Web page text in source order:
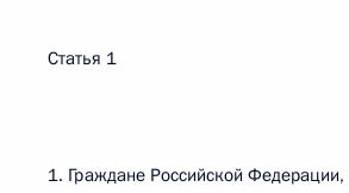
Статья 1
1. Граждане Российской